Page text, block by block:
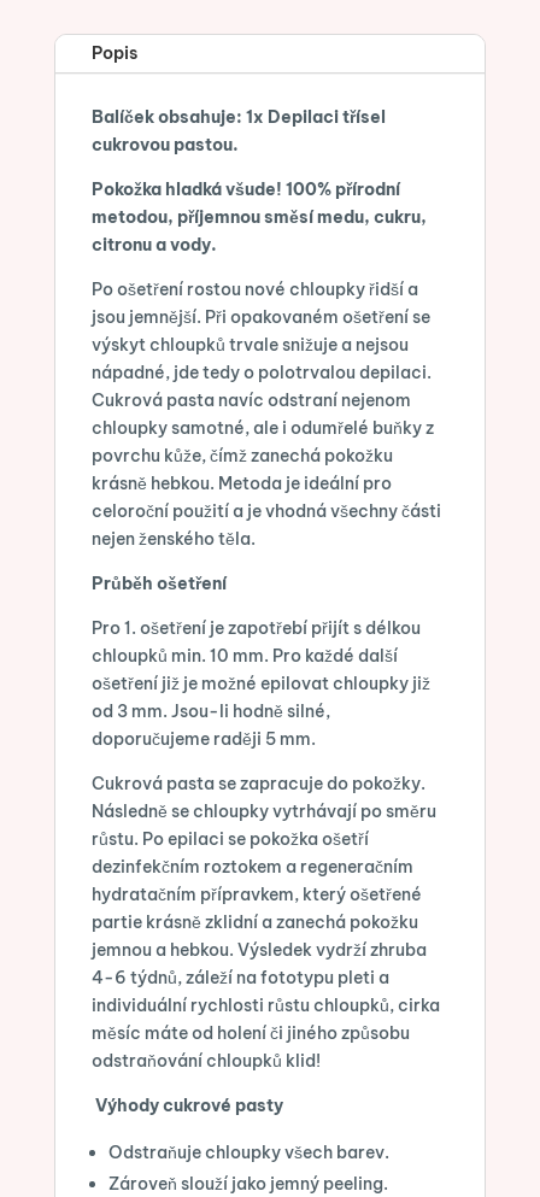
Popis
Balíček obsahuje: 1x Depilaci třísel
cukrovou pastou.
Pokožka hladká všude! 100% přírodní
metodou, příjemnou směsí medu, cukru,
citronu a vody.
Po ošetření rostou nové chloupky řidší a
jsou jemnější. Při opakovaném ošetření se
výskyt chloupků trvale snižuje a nejsou
nápadné, jde tedy o polotrvalou depilaci.
Cukrová pasta navíc odstraní nejenom
chloupky samotné, ale i odumřelé buňky z
povrchu kůže, čímž zanechá pokožku
krásně hebkou. Metoda je ideální pro
celoroční použití a je vhodná všechny části
nejen ženského těla.
Průběh ošetření
Pro 1. ošetření je zapotřebí přijít s délkou
chloupků min. 10 mm. Pro každé další
ošetření již je možné epilovat chloupky již
od 3 mm. Jsou-li hodně silné,
doporučujeme raději 5 mm.
Cukrová pasta se zapracuje do pokožky.
Následně se chloupky vytrhávají po směru
růstu. Po epilaci se pokožka ošetří
dezinfekčním roztokem a regeneračním
hydratačním přípravkem, který ošetřené
partie krásně zklidní a zanechá pokožku
jemnou a hebkou. Výsledek vydrží zhruba
4-6 týdnů, záleží na fototypu pleti a
individuální rychlosti růstu chloupků, cirka
měsíc máte od holení či jiného způsobu
odstraňování chloupků klid!
Výhody cukrové pasty
Odstraňuje chloupky všech barev.
Zároveň slouží jako jemný peeling.